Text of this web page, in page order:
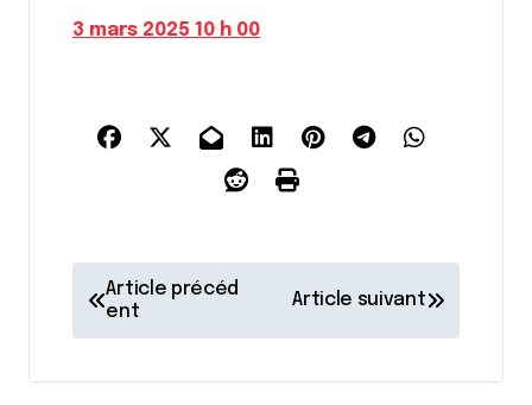
3 mars 2025 10 h 00
Article précéd
ent
Article suivant